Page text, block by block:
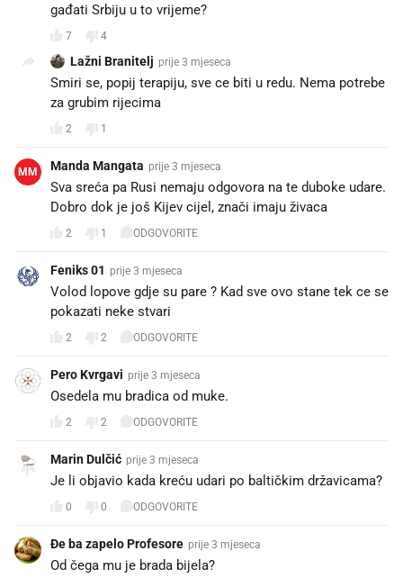
gađati Srbiju u to vrijeme?
7 4
Lažni Branitelj prije 3 mjeseca
Smiri se, popij terapiju, sve ce biti u redu. Nema potrebe
za grubim rijecima
2 1
MM Manda Mangata prije 3 mjeseca
Sva sreća pa Rusi nemaju odgovora na te duboke udare.
Dobro dok je još Kijev cijel, znači imaju živaca
2 1 ODGOVORITE
Feniks 01 prije 3 mjeseca
Volod lopove gdje su pare ? Kad sve ovo stane tek ce se
pokazati neke stvari
2 2 ODGOVORITE
Pero Kvrgavi prije 3 mjeseca
Osedela mu bradica od muke.
2 2 ODGOVORITE
Marin Dulčić prije 3 mjeseca
Je li objavio kada kreću udari po baltičkim državicama?
0 0 ODGOVORITE
Đe ba zapelo Profesore prije 3 mjeseca
Od čega mu je brada bijela?